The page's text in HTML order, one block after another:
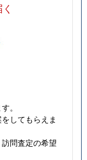
。
してもらえま
問査定の希望